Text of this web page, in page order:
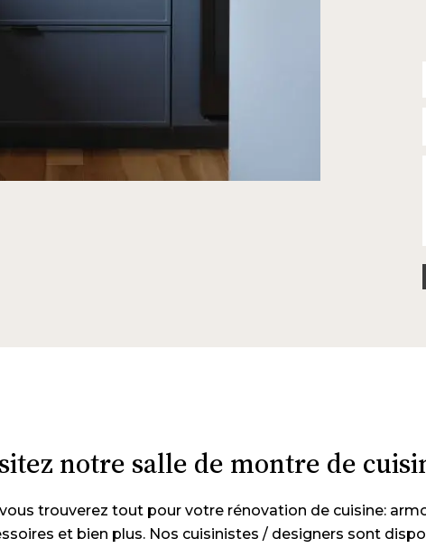
notre salle de montre de
trouverez tout pour votre rénovation de cuisine:
et bien plus. Nos cuisinistes / designers sont